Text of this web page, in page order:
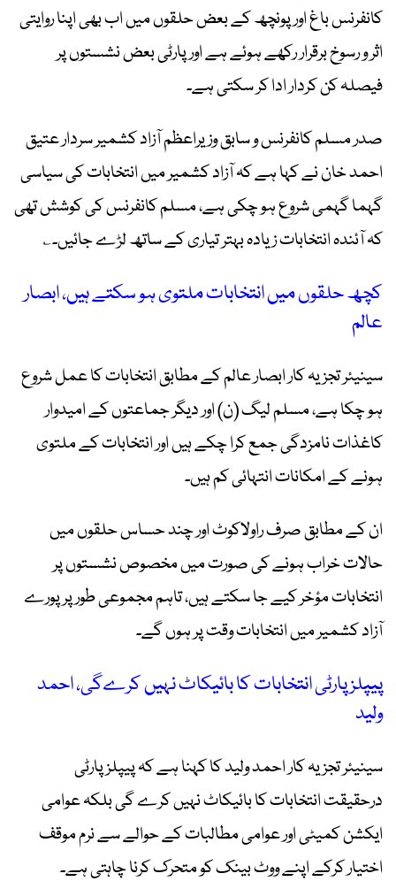
کانفرنس باغ اور پونچھ کے بعض حلقوں میں اب بھی اپنا روایتی
اثر و رسوخ برقرار رکھے ہوئے ہے اور پارٹی بعض نشستوں پر
فیصلہ کن کردار ادا کر سکتی ہے۔
صدر مسلم کانفرنس و سابق وزیراعظم آزاد کشمیر سردار عتیق
احمد خان نے کہا ہے کہ آزاد کشمیر میں انتخابات کی سیاسی
گہما گہمی شروع ہو چکی ہے، مسلم کانفرنس کی کوشش تھی
کہ آئندہ انتخابات زیادہ بہتر تیاری کے ساتھ لڑے جائیں۔؎
کچھ حلقوں میں انتخابات ملتوی ہو سکتے ہیں، ابصار
عالم
سینیئر تجزیہ کار ابصار عالم کے مطابق انتخابات کا عمل شروع
ہو چکا ہے، مسلم لیگ (ن) اور دیگر جماعتوں کے امیدوار
کاغذات نامزدگی جمع کرا چکے ہیں اور انتخابات کے ملتوی
ہونے کے امکانات انتہائی کم ہیں۔
ان کے مطابق صرف راولاکوٹ اور چند حساس حلقوں میں
حالات خراب ہونے کی صورت میں مخصوص نشستوں پر
انتخابات مؤخر کیے جا سکتے ہیں، تاہم مجموعی طور پر پورے
آزاد کشمیر میں انتخابات وقت پر ہوں گے۔
پیپلز پارٹی انتخابات کا بائیکاٹ نہیں کرےگی، احمد
ولید
سینیئر تجزیہ کار احمد ولید کا کہنا ہے کہ پیپلز پارٹی
درحقیقت انتخابات کا بائیکاٹ نہیں کرے گی بلکہ عوامی
ایکشن کمیٹی اور عوامی مطالبات کے حوالے سے نرم موقف
اختیار کرکے اپنے ووٹ بینک کو متحرک کرنا چاہتی ہے۔